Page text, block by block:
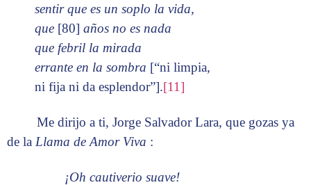
sentir que es un soplo la vida,
que [80] años no es nada
que febril la mirada
errante en la sombra [“ni limpia,
ni fija ni da esplendor”].[11]
Me dirijo a ti, Jorge Salvador Lara, que gozas ya
de la Llama de Amor Viva :
¡Oh cautiverio suave!